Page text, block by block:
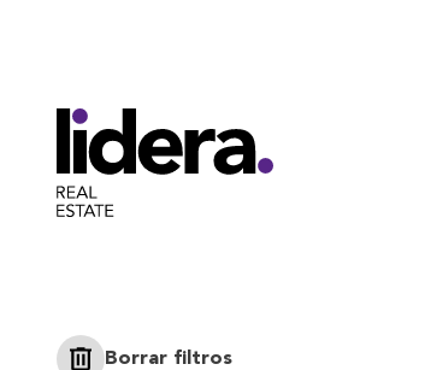
Borrar filtros